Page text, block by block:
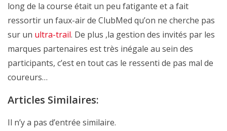
long de la course était un peu fatigante et a fait
ressortir un faux-air de ClubMed qu’on ne cherche pas
sur un ultra-trail. De plus ,la gestion des invités par les
marques partenaires est très inégale au sein des
participants, c’est en tout cas le ressenti de pas mal de
coureurs…
Articles Similaires:
Il n’y a pas d’entrée similaire.